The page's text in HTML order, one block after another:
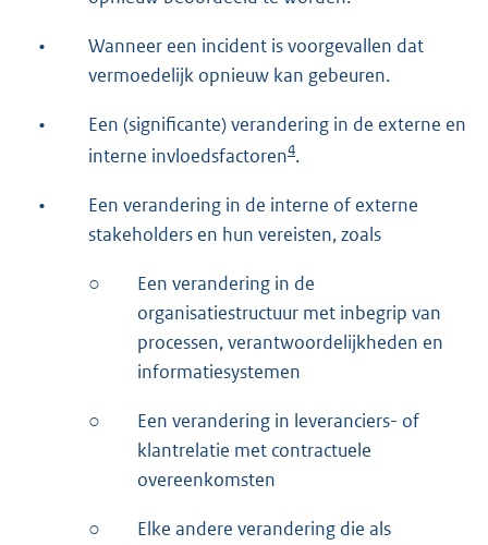
•
Wanneer een incident is voorgevallen dat
vermoedelijk opnieuw kan gebeuren.
•
Een (significante) verandering in de externe en
interne invloedsfactoren4.
•
Een verandering in de interne of externe
stakeholders en hun vereisten, zoals
○
Een verandering in de
organisatiestructuur met inbegrip van
processen, verantwoordelijkheden en
informatiesystemen
○
Een verandering in leveranciers- of
klantrelatie met contractuele
overeenkomsten
○
Elke andere verandering die als